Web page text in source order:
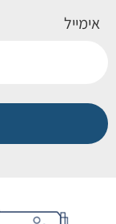
אימייל